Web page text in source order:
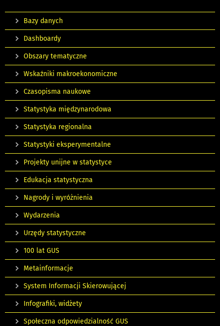
Bazy danych
Dashboardy
Obszary tematyczne
Wskaźniki makroekonomiczne
Czasopisma naukowe
Statystyka międzynarodowa
Statystyka regionalna
Statystyki eksperymentalne
Projekty unijne w statystyce
Edukacja statystyczna
Nagrody i wyróżnienia
Wydarzenia
Urzędy statystyczne
100 lat GUS
Metainformacje
System Informacji Skierowującej
Infografiki, widżety
Społeczna odpowiedzialność GUS